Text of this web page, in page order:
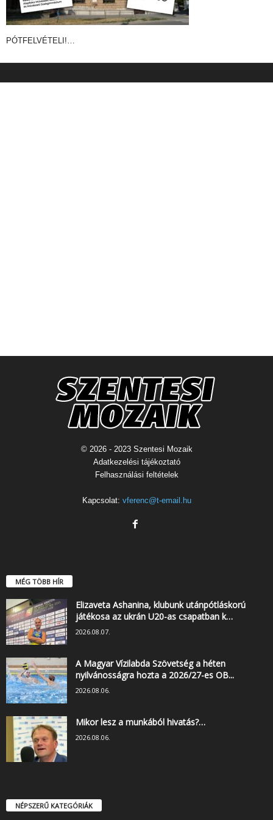
PÓTFELVÉTELI!…
© 2026 - 2023 Szentesi Mozaik
Adatkezelési tájékoztató
Felhasználási feltételek
Kapcsolat: vferenc@t-email.hu
MÉG TÖBB HÍR
Elizaveta Ashanina, klubunk utánpótláskorú
játékosa az ukrán U20-as csapatban k…
2026.08.07.
A Magyar Vízilabda Szövetség a héten
nyilvánosságra hozta a 2026/27-es OB...
2026.08.06.
Mikor lesz a munkából hivatás?…
2026.08.06.
NÉPSZERŰ KATEGÓRIÁK